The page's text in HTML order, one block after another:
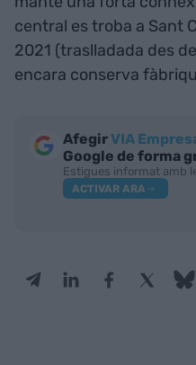
central es troba a Sant
2021 (traslladada des
encara conserva
AfegirVIA
Google de forma
Estigues informat amb
ACTIVAR ARA